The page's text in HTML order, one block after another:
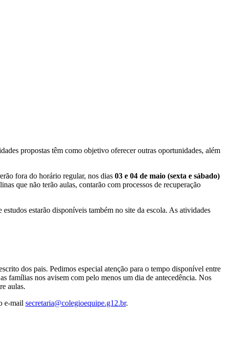
propostas têm como objetivo oferecer outras oportunidades, além
fora do horário regular, nos dias 03 e 04 de maio (sexta e sábado)
que não terão aulas, contarão com processos de recuperação
estarão disponíveis também no site da escola. As atividades
dos pais. Pedimos especial atenção para o tempo disponível entre
famílias nos avisem com pelo menos um dia de antecedência. Nos
aulas.
e-mail secretaria@colegioequipe.g12.br.